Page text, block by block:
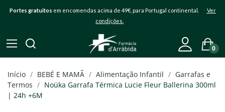
Portes gratuitos em encomendas acima de 49€, para Portugal continental. Ver
condições.
0
Início BEBÉ E MAMÃ Alimentação Infantil
Garrafas e
Termos
Noüka Garrafa Térmica Lucie Fleur Ballerina 300ml
| 24h +6M